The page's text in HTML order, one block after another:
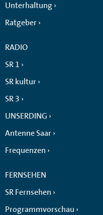
Unterhaltung
Ratgeber
RADIO
SR 1
SR kultur
SR 3
UNSERDING
Antenne Saar
Frequenzen
FERNSEHEN
SR Fernsehen
Programmvorschau